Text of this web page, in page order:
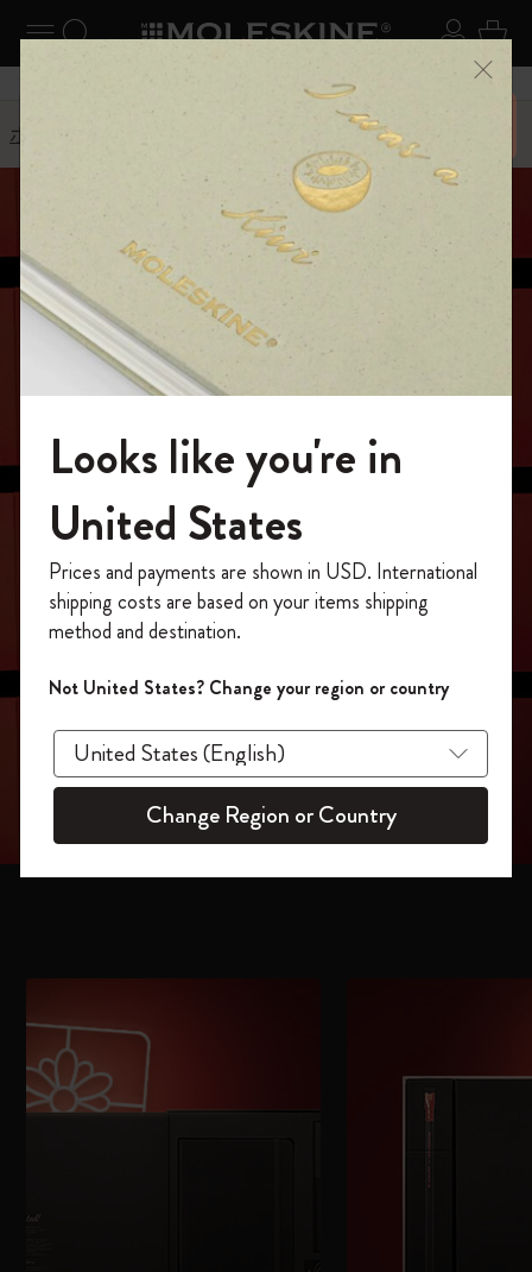
ナビゲーションの切替 ログ
検索 (キーワードなど) カ
6,500円以上のご購入で送料無料 メニ
ーを閉じる
ホーム
モレスキンの世界へようこそ
「WELCOME10」を入力すると、初回注
文が10%オフ＋送料無料になります。セ
ール・アウトレット品は適用外。
Moleskineアカウントを作成して限定オフ
ァーや会員特典、さらに多くのインスピ
レーションを手に入れましょう。
今すぐ会員登録 !
Looks like you're in
United States
Prices and payments are shown in USD. International
shipping costs are based on your items shipping
method and destination.
Not United States? Change your region or country
Change Region or Country